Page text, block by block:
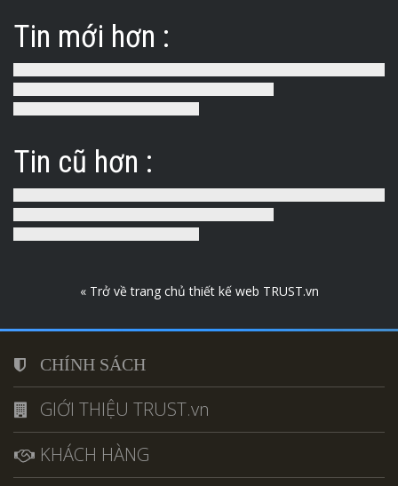
Tin mới hơn :
Tin cũ hơn :
« Trở về trang chủ thiết kế web TRUST.vn
CHÍNH SÁCH
GIỚI THIỆU TRUST.vn
KHÁCH HÀNG